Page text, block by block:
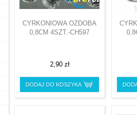
CYRKONIOWA OZDOBA
0,8CM 4SZT.-CH597
2,90 zł
DODAJ DO KOSZYKA